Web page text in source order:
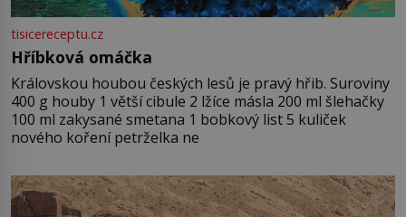
tisicereceptu.cz
Hříbková omáčka
Královskou houbou českých lesů je pravý hřib. Suroviny
400 g houby 1 větší cibule 2 lžíce másla 200 ml šlehačky
100 ml zakysané smetana 1 bobkový list 5 kuliček
nového koření petrželka ne